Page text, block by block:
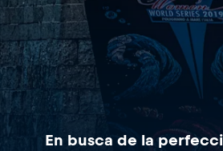
En busca de la